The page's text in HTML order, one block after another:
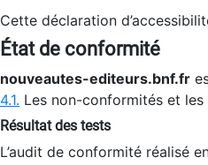
Cette déclaration
État de conformité
nouveautes-editeurs.bnf.fr
4.1. Les non-conformités et
Résultat des tests
L’audit de conformité réalisé